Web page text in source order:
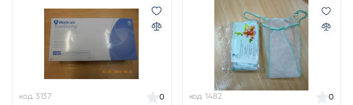
код 3137 0 код 1482 0